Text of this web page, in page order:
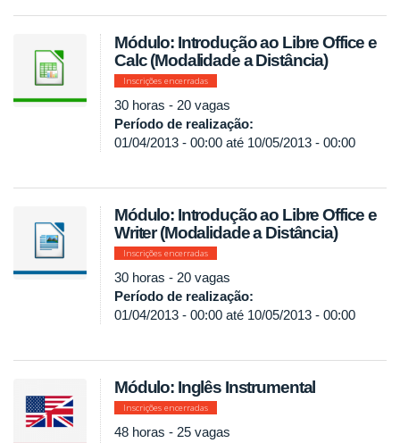
Módulo: Introdução ao Libre Office e
Calc (Modalidade a Distância)
Inscrições encerradas
30 horas - 20 vagas
Período de realização:
01/04/2013 - 00:00 até 10/05/2013 - 00:00
Módulo: Introdução ao Libre Office e
Writer (Modalidade a Distância)
Inscrições encerradas
30 horas - 20 vagas
Período de realização:
01/04/2013 - 00:00 até 10/05/2013 - 00:00
Módulo: Inglês Instrumental
Inscrições encerradas
48 horas - 25 vagas